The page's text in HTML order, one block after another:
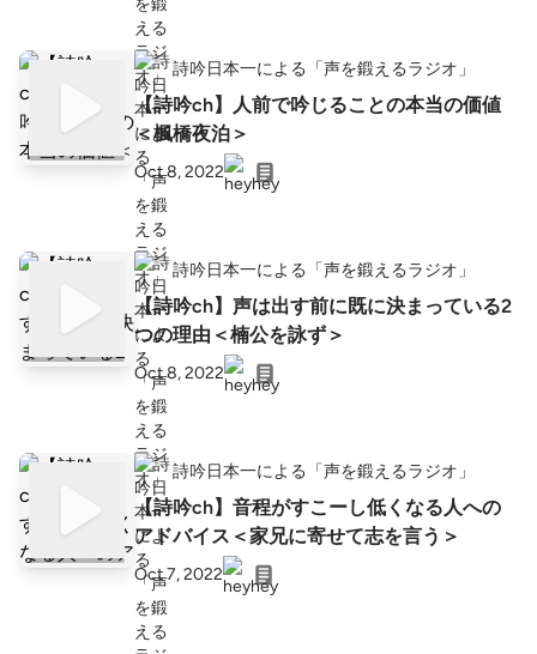
詩吟日本一による「声を鍛えるラジオ」
【詩吟ch】人前で吟じることの本当の価値
＜楓橋夜泊＞
Oct 8, 2022
詩吟日本一による「声を鍛えるラジオ」
【詩吟ch】声は出す前に既に決まっている2
つの理由＜楠公を詠ず＞
Oct 8, 2022
詩吟日本一による「声を鍛えるラジオ」
【詩吟ch】音程がすこーし低くなる人への
アドバイス＜家兄に寄せて志を言う＞
Oct 7, 2022